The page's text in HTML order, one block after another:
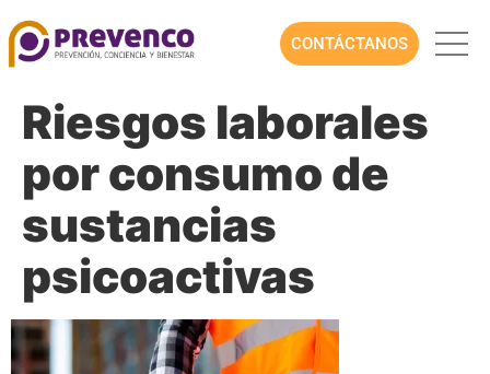
CONTÁCTANOS
Riesgos laborales
por consumo de
sustancias
psicoactivas